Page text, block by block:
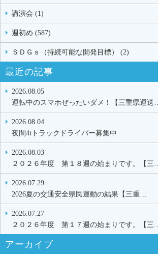
講演会 (1)
週初め (587)
ＳＤＧｓ（持続可能な開発目標） (2)
最近の記事
2026.08.05
運転中のスマホぜったいダメ！【三重県運送…
2026.08.04
夜間4tトラックドライバー募集中
2026.08.03
２０２６年度 第１８週の始まりです。【三…
2026.07.29
2026夏の交通安全県民運動の結果【三重…
2026.07.27
２０２６年度 第１７週の始まりです。【三…
アーカイブ